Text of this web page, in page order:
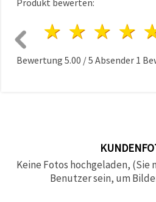
3
2
1 Stern
Bewertung 5.00 /5 Absender 1
Keine Fotos hochgeladen,
Benutzer sein, um